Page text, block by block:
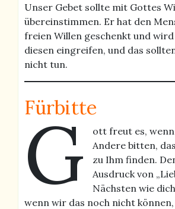
Unser Gebet sollte mit Gottes
übereinstimmen. Er hat den
freien Willen geschenkt und
diesen eingreifen, und das
nicht tun.
Fürbitte
G
ott freut es,
Andere bitten,
zu Ihm finden.
Ausdruck von
Nächsten wie
wenn wir das noch nicht